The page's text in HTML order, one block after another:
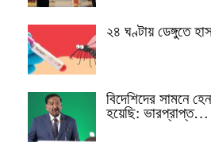
২৪ ঘণ্টায় ডেঙ্গুতে
বিদেশিদের সামনে
হয়েছি: ভারপ্রাপ্ত…